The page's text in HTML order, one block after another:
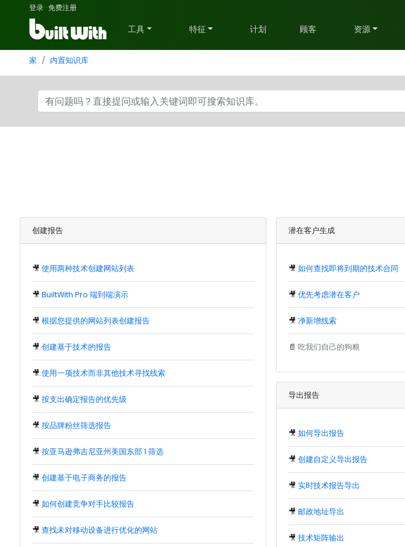
登录 ·免费注册
工具 特征 计划 顾客 资源
家 内置知识库
创建报告
🎥 使用两种技术创建网站列表
🎥 BuiltWith Pro 端到端演示
🎥 根据您提供的网站列表创建报告
🎥 创建基于技术的报告
🎥 使用一项技术而非其他技术寻找线索
🎥 按支出确定报告的优先级
🎥 按品牌粉丝筛选报告
🎥 按亚马逊弗吉尼亚州美国东部 1 筛选
🎥 创建基于电子商务的报告
🎥 如何创建竞争对手比较报告
🎥 查找未对移动设备进行优化的网站
潜在客户生成
🎥如何查找即将到期的技术合同
🎥优先考虑潜在客户
🎥净新增线索
📄吃我们自己的狗粮
导出报告
🎥如何导出报告
🎥创建自定义导出报告
🎥实时技术报告导出
🎥邮政地址导出
🎥技术矩阵输出